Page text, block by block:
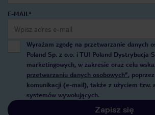
E-MAIL*
Wyrażam zgodę na przetwarzanie danych
Poland Sp. z o.o. i TUI Poland Dystrybucja
marketingowych, w zakresie oraz celu
przetwarzaniu danych osobowych”,
komunikacji (e-mail), także z użyciem tzw.
systemów wywołujących.
Zapisz się